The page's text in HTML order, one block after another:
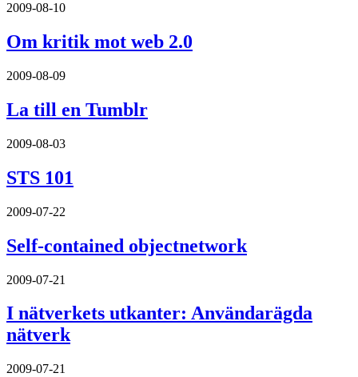
2009-08-10
Om kritik mot web 2.0
2009-08-09
La till en Tumblr
2009-08-03
STS 101
2009-07-22
Self-contained objectnetwork
2009-07-21
I nätverkets utkanter: Användarägda
nätverk
2009-07-21